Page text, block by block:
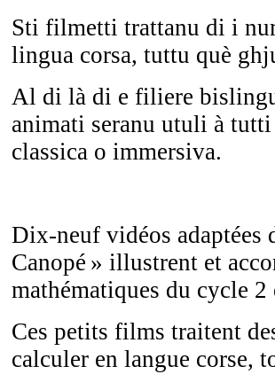
Sti filmetti trattanu di i
lingua corsa, tuttu què
Al di là di e filiere
animati seranu utuli à
classica o immersiva.
Dix-neuf vidéos adaptées
Canopé » illustrent et
mathématiques du cycle 2
Ces petits films traitent
calculer en langue corse,